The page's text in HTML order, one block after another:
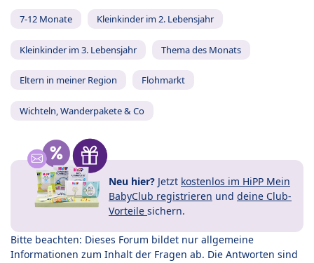
7-12 Monate Kleinkinder im 2. Lebensjahr
Kleinkinder im 3. Lebensjahr Thema des Monats
Eltern in meiner Region Flohmarkt
Wichteln, Wanderpakete & Co
Neu hier? Jetzt kostenlos im HiPP Mein
BabyClub registrieren und deine Club-
Vorteile sichern.
Bitte beachten: Dieses Forum bildet nur allgemeine
Informationen zum Inhalt der Fragen ab. Die Antworten sind